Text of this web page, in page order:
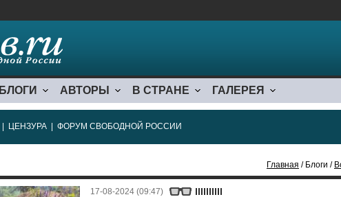
БЛОГИ АВТОРЫ В СТРАНЕ ГАЛЕРЕЯ
ЦЕНЗУРА ФОРУМ СВОБОДНОЙ РОССИИ
Главная / Блоги /
17-08-2024 (09:47)